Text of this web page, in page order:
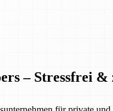
– Stressfrei &